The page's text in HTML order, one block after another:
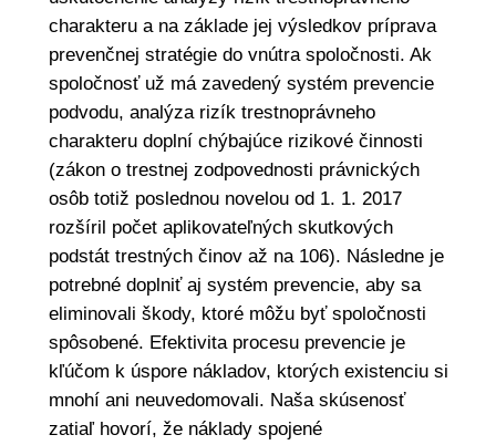
charakteru a na základe jej výsledkov príprava
prevenčnej stratégie do vnútra spoločnosti. Ak
spoločnosť už má zavedený systém prevencie
podvodu, analýza rizík trestnoprávneho
charakteru doplní chýbajúce rizikové činnosti
(zákon o trestnej zodpovednosti právnických
osôb totiž poslednou novelou od 1. 1. 2017
rozšíril počet aplikovateľných skutkových
podstát trestných činov až na 106). Následne je
potrebné doplniť aj systém prevencie, aby sa
eliminovali škody, ktoré môžu byť spoločnosti
spôsobené. Efektivita procesu prevencie je
kľúčom k úspore nákladov, ktorých existenciu si
mnohí ani neuvedomovali. Naša skúsenosť
zatiaľ hovorí, že náklady spojené